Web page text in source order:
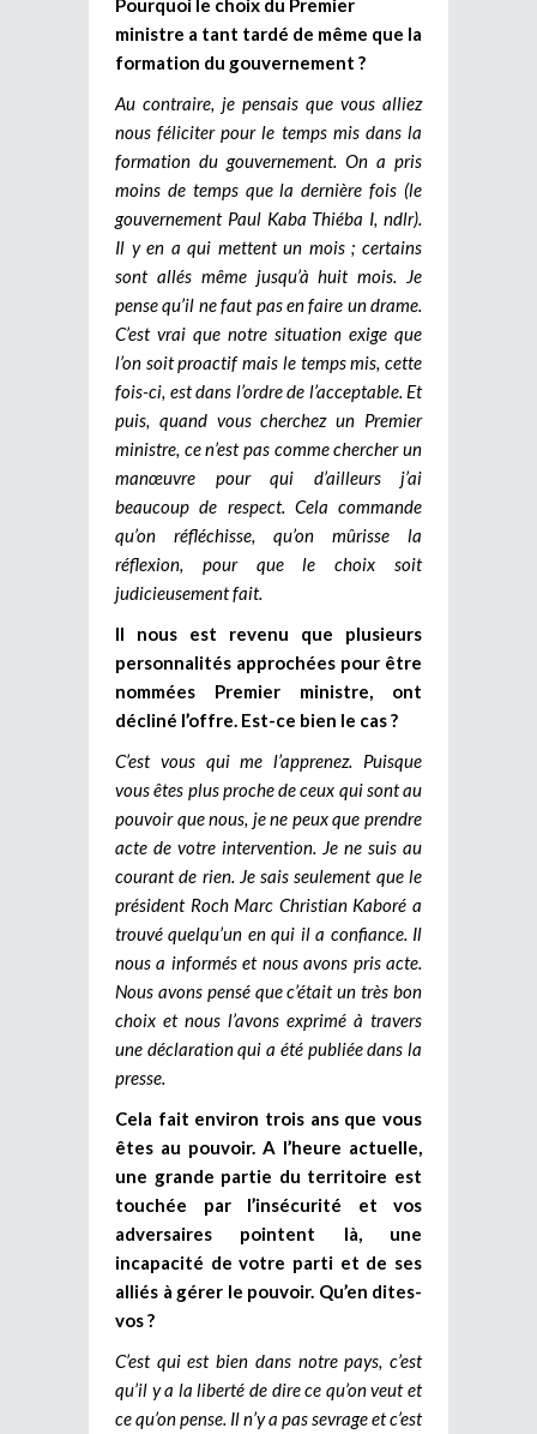
ministre a tant tardé de même que la
formation du gouvernement ?
Au contraire, je pensais que vous alliez
nous féliciter pour le temps mis dans la
formation du gouvernement. On a pris
moins de temps que la dernière fois (le
gouvernement Paul Kaba Thiéba I, ndlr).
Il y en a qui mettent un mois ; certains
sont allés même jusqu’à huit mois. Je
pense qu’il ne faut pas en faire un drame.
C’est vrai que notre situation exige que
l’on soit proactif mais le temps mis, cette
fois-ci, est dans l’ordre de l’acceptable. Et
puis, quand vous cherchez un Premier
ministre, ce n’est pas comme chercher un
manœuvre pour qui d’ailleurs j’ai
beaucoup de respect. Cela commande
qu’on réfléchisse, qu’on mûrisse la
réflexion, pour que le choix soit
judicieusement fait.
Il nous est revenu que plusieurs
personnalités approchées pour être
nommées Premier ministre, ont
décliné l’offre. Est-ce bien le cas ?
C’est vous qui me l’apprenez. Puisque
vous êtes plus proche de ceux qui sont au
pouvoir que nous, je ne peux que prendre
acte de votre intervention. Je ne suis au
courant de rien. Je sais seulement que le
président Roch Marc Christian Kaboré a
trouvé quelqu’un en qui il a confiance. Il
nous a informés et nous avons pris acte.
Nous avons pensé que c’était un très bon
choix et nous l’avons exprimé à travers
une déclaration qui a été publiée dans la
presse.
Cela fait environ trois ans que vous
êtes au pouvoir. A l’heure actuelle,
une grande partie du territoire est
touchée par l’insécurité et vos
adversaires pointent là, une
incapacité de votre parti et de ses
alliés à gérer le pouvoir. Qu’en dites-
vos ?
C’est qui est bien dans notre pays, c’est
qu’il y a la liberté de dire ce qu’on veut et
ce qu’on pense. Il n’y a pas sevrage et c’est